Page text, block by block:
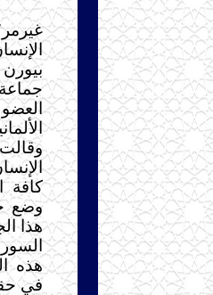
كافة
وضع
هذا
هذه
في